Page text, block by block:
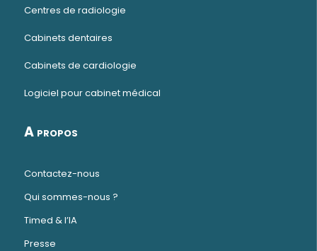
Centres de radiologie
Cabinets dentaires
Cabinets de cardiologie
Logiciel pour cabinet médical
A propos
Contactez-nous
Qui sommes-nous ?
Timed & l’IA
Presse